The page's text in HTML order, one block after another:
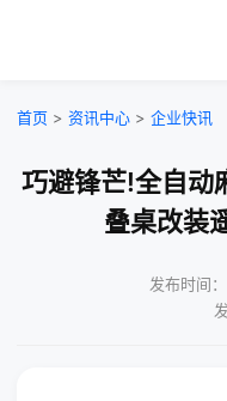
首页 > 资讯中心 > 企业快讯
巧避锋芒!全自动
叠桌改装
发布时间